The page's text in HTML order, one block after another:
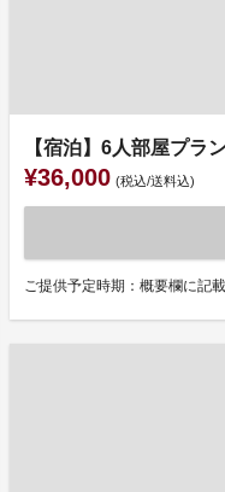
【宿泊】6人部屋プラ
¥36,000 (税込/送料込)
ご提供予定時期：概要欄に記載